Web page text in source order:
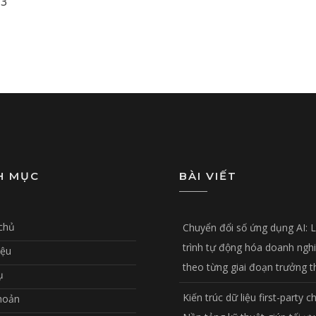
MỤC BÀI VIẾT
Chuyển đổi số ứng dụng AI:
trình tự động hóa doanh
theo từng giai đoạn trưởng
Kiến trúc dữ liệu first-party